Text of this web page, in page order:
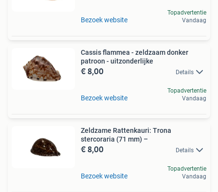
Bezoek website
Topadvertentie
Vandaag
Cassis flammea - zeldzaam donker
patroon - uitzonderlijke
€ 8,00 Details
Bezoek website
Topadvertentie
Vandaag
Zeldzame Rattenkauri: Trona
stercoraria (71 mm) –
€ 8,00 Details
Bezoek website
Topadvertentie
Vandaag